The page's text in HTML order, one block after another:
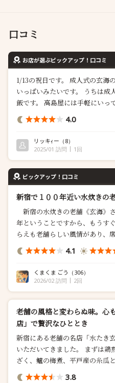
口コミ
お店が選ぶピックアップ！口コミ
1/13の祝日です。 成人式の玄海の個室を取りました。 流石に予約
いっぱいみたいです。 うちは成人式でもなんでもないただの家族
飯です。 高島屋には手軽にいってましたが、ここは場所柄ちょっ
と足が遠退きます。 高島屋が恋しい。 しかし、新宿の喧騒とはか
けはなれた料亭らしい空間です
よいとおもいます。 最近は外人さんにもばれてしまって、新宿の
穴場では無く...
4.0
リッキｨー （8）
2025/01 訪問
1回
ピックアップ！口コミ
新宿で１００年近い水炊きの
新宿の水炊きの老舗《玄海》さんに伺
年ということですから、もうすぐ１００
らえも老舗らしい風情があり、
水炊きの白濁した濃厚な鶏スープが極上。
4.1
くまくま ごう （306）
2026/02 訪問
2回
老舗の風格と変わらぬ味。心
店」で贅沢なひととき
新宿にある老舗の名店「水たき
いただいてきました。 まずは鶏煎餅から始まり、白瓜で食べるう
ざく、鱸の梅煮、平戸産の糸瓜
3.8